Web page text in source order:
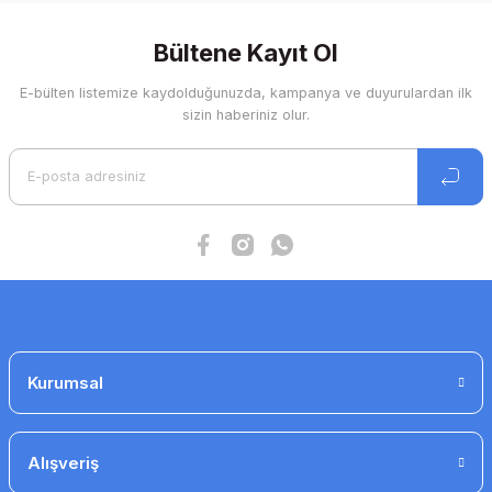
Ürün fiyatı diğer sitelerden daha pahalı.
3.819 TL
3.055 TL
Bültene Kayıt Ol
E-bülten listemize kaydolduğunuzda, kampanya ve duyurulardan ilk
sizin haberiniz olur.
Kurumsal
Alışveriş